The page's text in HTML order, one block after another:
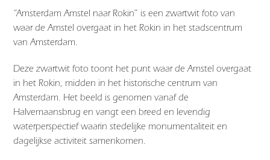
“Amsterdam Amstel naar Rokin” is een zwartwit foto van
waar de Amstel overgaat in het Rokin in het stadscentrum
van Amsterdam.
Deze zwartwit foto toont het punt waar deAmstel overgaat
in het Rokin, midden in het historische centrum van
Amsterdam. Het beeld is genomen vanaf de
Halvemaansbrug en vangt een breed en levendig
waterperspectief waarin stedelijke monumentaliteit en
dagelijkse activiteit samenkomen.